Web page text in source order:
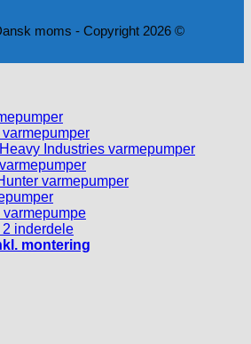
moms - Copyright 2026 ©
Industries varmepumper
varmepumper
2 inderdele
montering